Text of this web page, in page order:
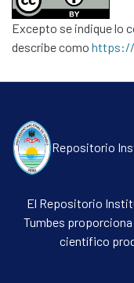
Excepto se indique lo
describe como https://
Repositorio
El Repositorio
Tumbes
científico